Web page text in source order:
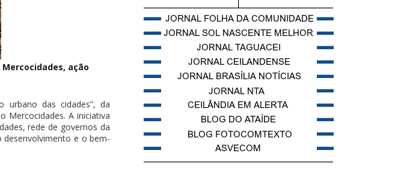
Mercocidades, ação
urbano das cidades”, da
Mercocidades. A iniciativa
rede de governos da
desenvolvimento e o bem-